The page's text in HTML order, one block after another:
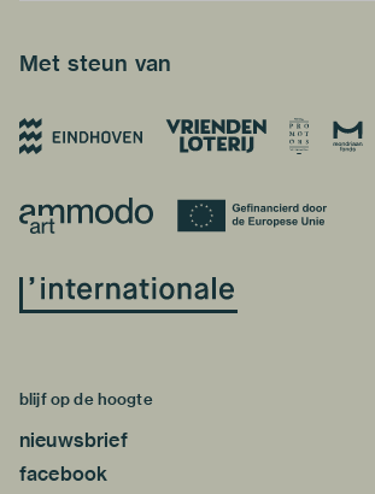
Met steun van
blijf op de hoogte
nieuwsbrief
facebook